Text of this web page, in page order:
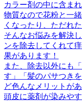
カラー剤の中に含ま
物質なので花粉と一
くなったり、ただれ
そんなお悩みを解決
ンを除去してくれて
果があります！
また、除去以外にも
す」「髪のパサつき
ど色んなメリットがあ
頭皮に薬剤が染みや